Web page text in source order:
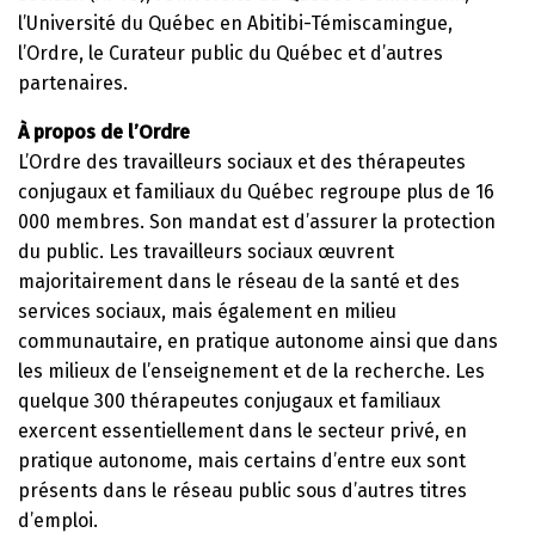
l’Université du Québec en Abitibi-Témiscamingue,
l’Ordre, le Curateur public du Québec et d’autres
partenaires.
À propos de l’Ordre
L’Ordre des travailleurs sociaux et des thérapeutes
conjugaux et familiaux du Québec regroupe plus de 16
000 membres. Son mandat est d’assurer la protection
du public. Les travailleurs sociaux œuvrent
majoritairement dans le réseau de la santé et des
services sociaux, mais également en milieu
communautaire, en pratique autonome ainsi que dans
les milieux de l’enseignement et de la recherche. Les
quelque 300 thérapeutes conjugaux et familiaux
exercent essentiellement dans le secteur privé, en
pratique autonome, mais certains d’entre eux sont
présents dans le réseau public sous d’autres titres
d’emploi.